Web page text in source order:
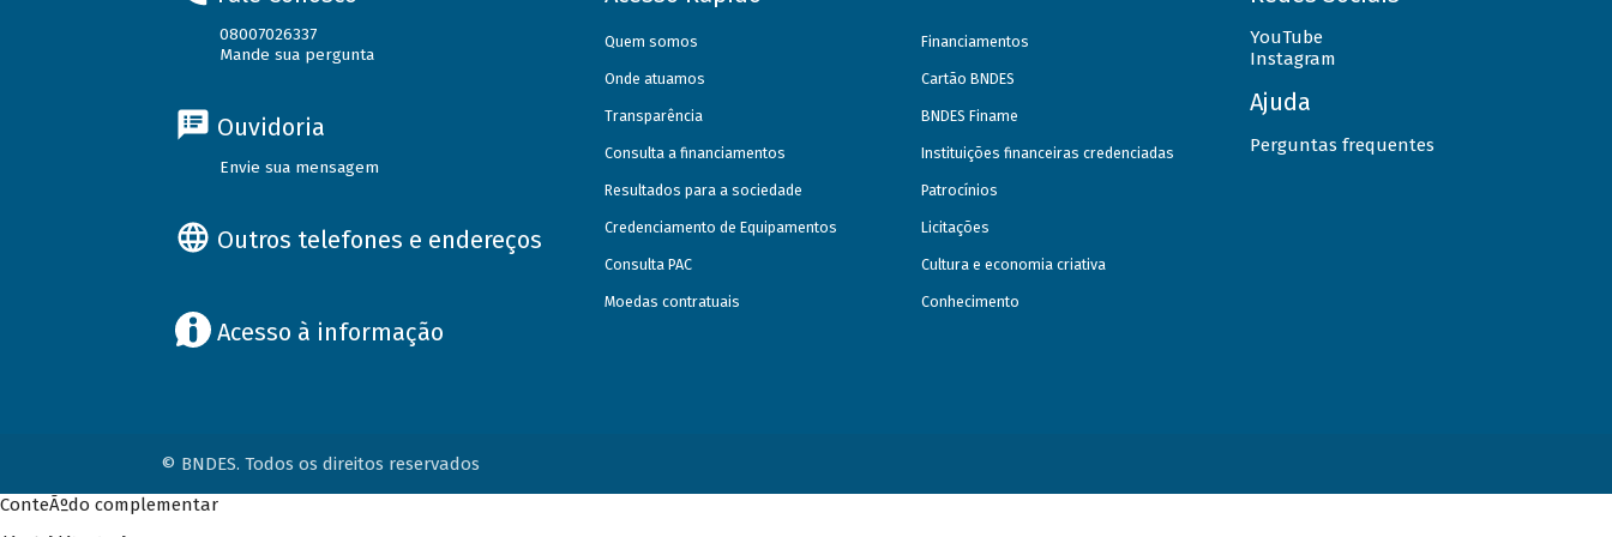
08007026337
Mande sua pergunta
Ouvidoria
Envie sua mensagem
Outros telefones e endereços
Acesso à informação
Quem somos
Onde atuamos
Transparência
Consulta a financiamentos
Resultados para a sociedade
Credenciamento de Equipamentos
Consulta PAC
Moedas contratuais
Financiamentos
Cartão BNDES
BNDES Finame
Instituições financeiras credenciadas
Patrocínios
Licitações
Cultura e economia criativa
Conhecimento
YouTube
Instagram
Ajuda
Perguntas frequentes
© BNDES. Todos os direitos reservados
ConteÃºdo complementar